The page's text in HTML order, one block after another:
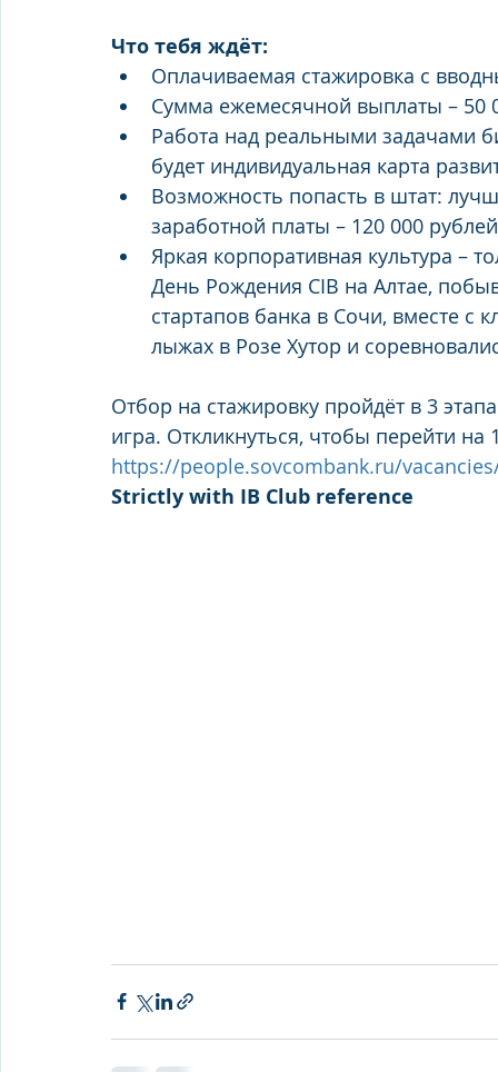
Что тебя ждёт:
Оплачиваемая стажировка с
Сумма ежемесячной выплаты – 50
Работа над реальными задачами
будет индивидуальная карта
Возможность попасть в штат:
заработной платы – 120 000
Яркая корпоративная культура –
День Рождения CIB на Алтае,
стартапов банка в Сочи, вместе с
лыжах в Розе Хутор и
Отбор на стажировку пройдёт в 3
игра. Откликнуться, чтобы перейти
https://people.sovcombank.ru/
Strictly with IB Club reference